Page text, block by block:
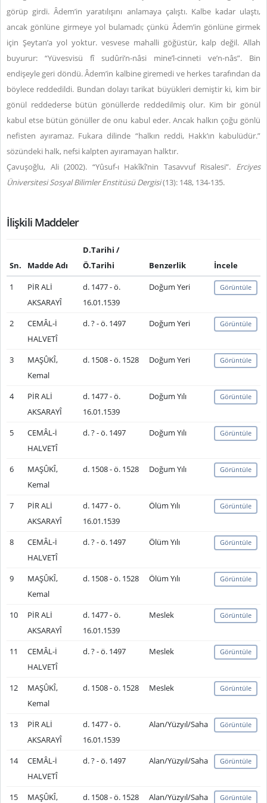
görüp girdi. Âdem’in yaratılışını anlamaya çalıştı. Kalbe kadar ulaştı,
ancak gönlüne girmeye yol bulamadı; çünkü Âdem’in gönlüne girmek
için Şeytan’a yol yoktur. vesvese mahalli göğüstür, kalp değil. Allah
buyurur: “Yüvesvisü fî sudûri’n-nâsi mine’l-cinneti ve’n-nâs”. Bin
endişeyle geri döndü. Âdem’in kalbine giremedi ve herkes tarafından da
böylece reddedildi. Bundan dolayı tarikat büyükleri demiştir ki, kim bir
gönül reddederse bütün gönüllerde reddedilmiş olur. Kim bir gönül
kabul etse bütün gönüller de onu kabul eder. Ancak halkın çoğu gönlü
nefisten ayıramaz. Fukara dilinde “halkın reddi, Hakk’ın kabulüdür.”
sözündeki halk, nefsi kalpten ayıramayan halktır.
Çavuşoğlu, Ali (2002). “Yûsuf-ı Hakîkî’nin Tasavvuf Risalesi”. Erciyes
Üniversitesi Sosyal Bilimler Enstitüsü Dergisi(13): 148, 134-135.
İlişkili Maddeler
Sn. Madde Adı
D.Tarihi /
Ö.Tarihi
Benzerlik
İncele
1
PİR ALİ
AKSARAYÎ
d. 1477 - ö.
16.01.1539
Doğum Yeri Görüntüle
2
CEMÂL-İ
HALVETÎ
d. ? - ö. 1497 Doğum Yeri Görüntüle
3
MAŞÛKÎ,
Kemal
d. 1508 - ö. 1528 Doğum Yeri Görüntüle
4
PİR ALİ
AKSARAYÎ
d. 1477 - ö.
16.01.1539
Doğum Yılı Görüntüle
5
CEMÂL-İ
HALVETÎ
d. ? - ö. 1497 Doğum Yılı Görüntüle
6
MAŞÛKÎ,
Kemal
d. 1508 - ö. 1528 Doğum Yılı Görüntüle
7
PİR ALİ
AKSARAYÎ
d. 1477 - ö.
16.01.1539
Ölüm Yılı Görüntüle
8
CEMÂL-İ
HALVETÎ
d. ? - ö. 1497 Ölüm Yılı Görüntüle
9
MAŞÛKÎ,
Kemal
d. 1508 - ö. 1528 Ölüm Yılı Görüntüle
10
PİR ALİ
AKSARAYÎ
d. 1477 - ö.
16.01.1539
Meslek Görüntüle
11
CEMÂL-İ
HALVETÎ
d. ? - ö. 1497 Meslek Görüntüle
12
MAŞÛKÎ,
Kemal
d. 1508 - ö. 1528 Meslek Görüntüle
13
PİR ALİ
AKSARAYÎ
d. 1477 - ö.
16.01.1539
Alan/Yüzyıl/Saha Görüntüle
14
CEMÂL-İ
HALVETÎ
d. ? - ö. 1497 Alan/Yüzyıl/Saha Görüntüle
15 MAŞÛKÎ, d. 1508 - ö. 1528 Alan/Yüzyıl/Saha Görüntüle